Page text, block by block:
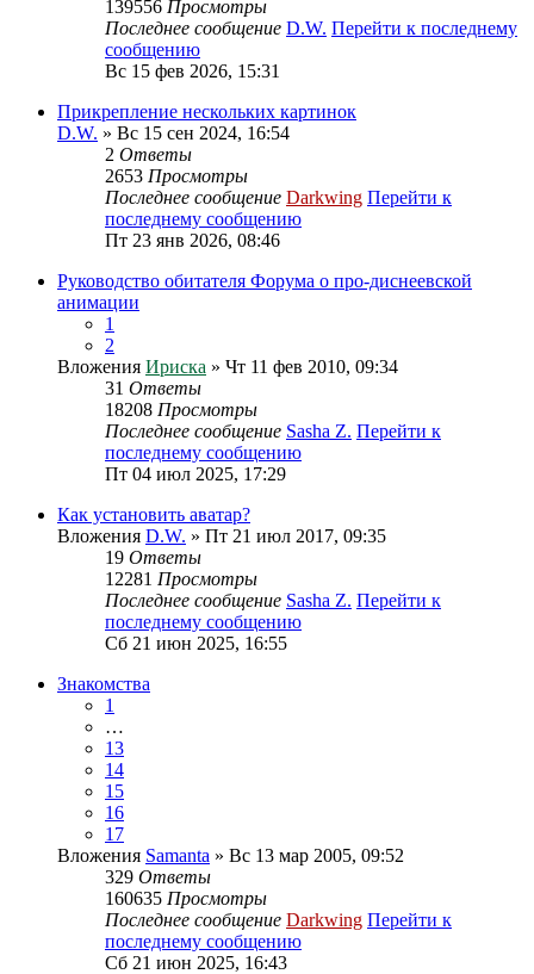
139556 Просмотры
Последнее сообщение D.W. Перейти к последнему
сообщению
Вс 15 фев 2026, 15:31
Прикрепление нескольких картинок
D.W. » Вс 15 сен 2024, 16:54
2 Ответы
2653 Просмотры
Последнее сообщение Darkwing Перейти к
последнему сообщению
Пт 23 янв 2026, 08:46
Руководство обитателя Форума о про-диснеевской
анимации
1
2
Вложения Ириска » Чт 11 фев 2010, 09:34
31 Ответы
18208 Просмотры
Последнее сообщение Sasha Z. Перейти к
последнему сообщению
Пт 04 июл 2025, 17:29
Как установить аватар?
Вложения D.W. » Пт 21 июл 2017, 09:35
19 Ответы
12281 Просмотры
Последнее сообщение Sasha Z. Перейти к
последнему сообщению
Сб 21 июн 2025, 16:55
Знакомства
1
…
13
14
15
16
17
Вложения Samanta » Вс 13 мар 2005, 09:52
329 Ответы
160635 Просмотры
Последнее сообщение Darkwing Перейти к
последнему сообщению
Сб 21 июн 2025, 16:43